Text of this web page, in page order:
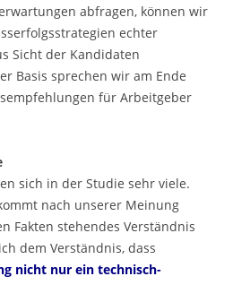
abfragen, können wir
echter
Sicht der Kandidaten
Basis sprechen wir am Ende
für Arbeitgeber
sich in der Studie sehr viele.
nach unserer Meinung
Fakten stehendes Verständnis
dem Verständnis, dass
nicht nur ein technisch-